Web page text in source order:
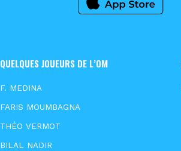
QUELQUES JOUEURS DE L’OM
F. MEDINA
FARIS MOUMBAGNA
THÉO VERMOT
BILAL NADIR